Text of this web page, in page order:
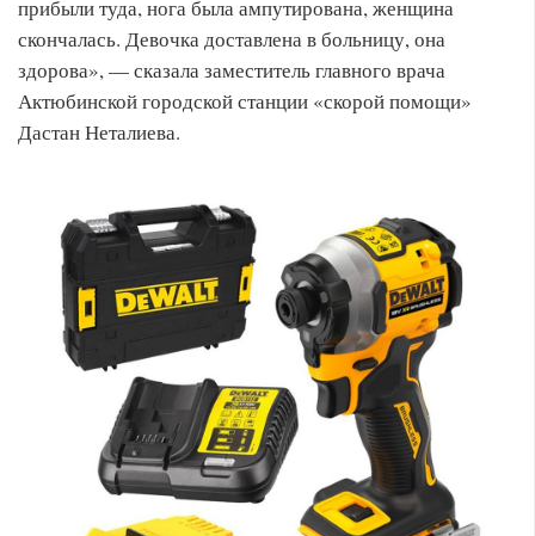
прибыли туда, нога была ампутирована, женщина
скончалась. Девочка доставлена в больницу, она
здорова», — сказала заместитель главного врача
Актюбинской городской станции «скорой помощи»
Дастан Неталиева.